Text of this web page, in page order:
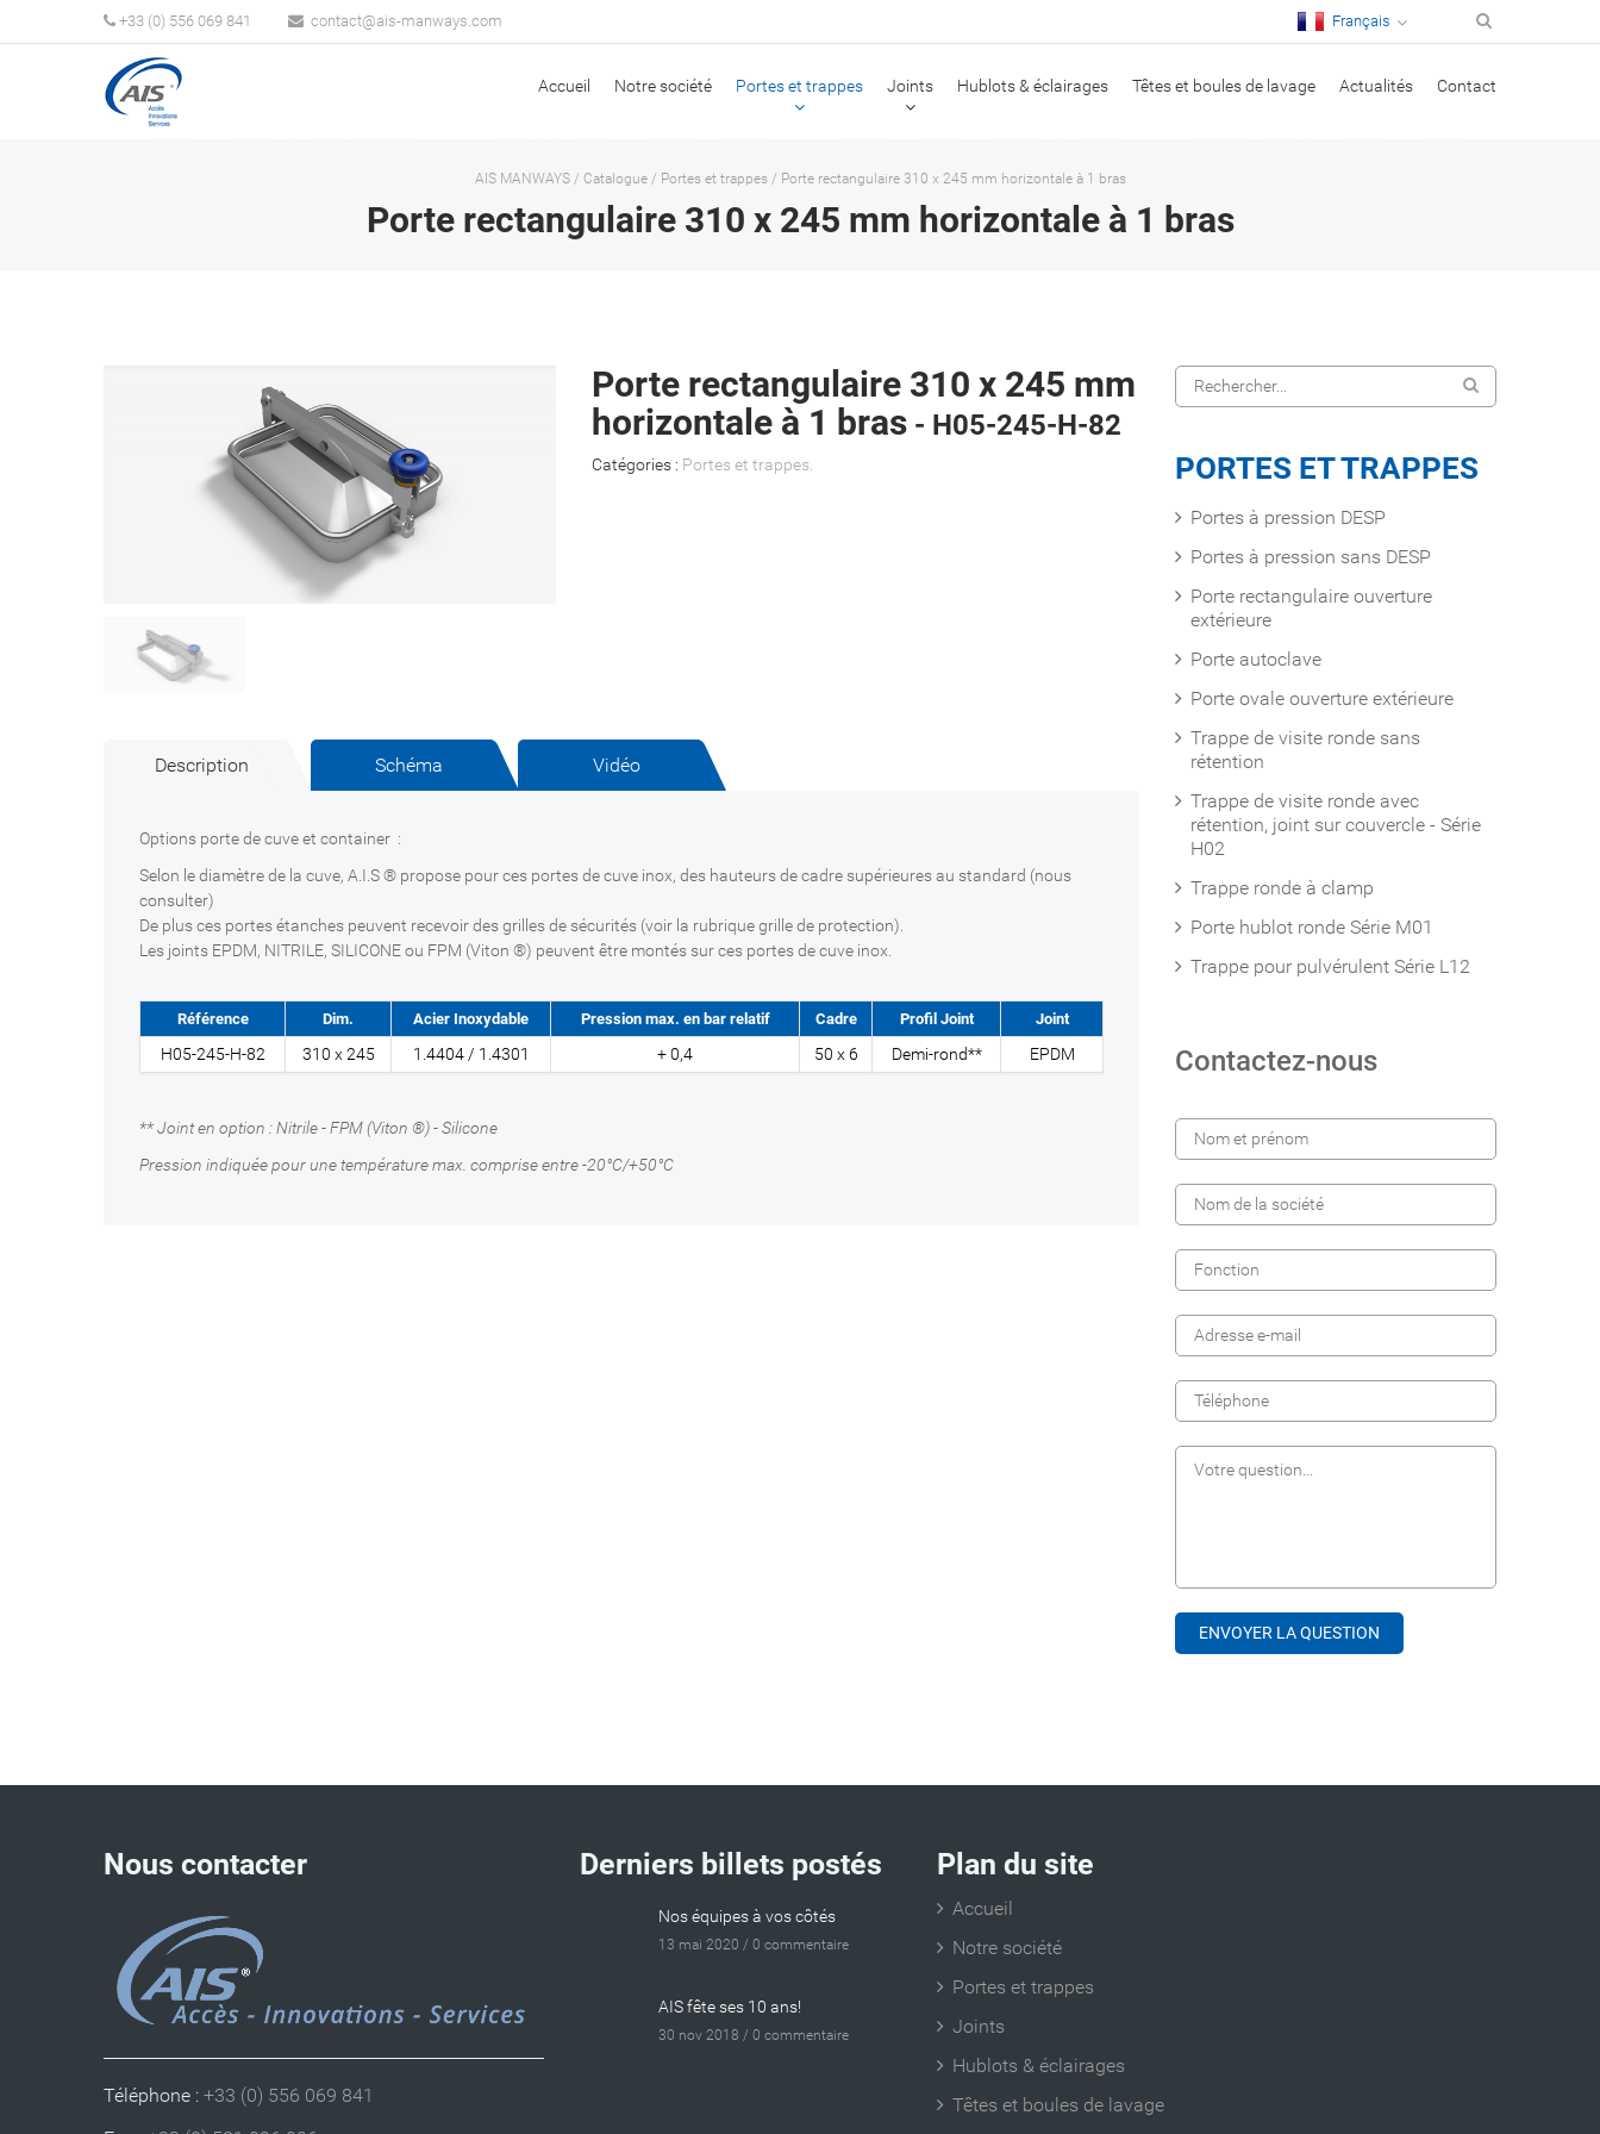
Français
+33 (0) 556 069 841
Accueil Notre société Portes et trappes Joints Hublots & éclairages Têtes et boules de lavage Actualités Contact
AIS MANWAYS/ Catalogue/ Portes et trappes/ Porte rectangulaire 310 x 245 mm horizontale à 1 bras
Porte rectangulaire 310 x 245 mm horizontale à 1 bras
Porte rectangulaire 310 x 245 mm
horizontale à 1 bras- H05-245-H-82
Catégories : Portes et trappes
Description Schéma Vidéo
Options porte de cuve et container :
Selon le diamètre de la cuve, A.I.S ® propose pour ces portes de cuve inox, des hauteurs de cadre supérieures au standard (nous
consulter)
De plus ces portes étanches peuvent recevoir des grilles de sécurités (voir la rubrique grille de protection).
Les joints EPDM, NITRILE, SILICONE ou FPM (Viton ®) peuvent être montés sur ces portes de cuve inox.
Référence Dim. Acier Inoxydable Pression max. en bar relatif Cadre Profil Joint Joint
H05-245-H-82 310 x 245 1.4404 / 1.4301 + 0,4 50 x 6 Demi-rond** EPDM
** Joint en option : Nitrile - FPM (Viton ®) - Silicone
Pression indiquée pour une température max. comprise entre -20°C/+50°C
PORTES ET TRAPPES
Portes à pression DESP
Portes à pression sans DESP
Porte rectangulaire ouverture
extérieure
Porte autoclave
Porte ovale ouverture extérieure
Trappe de visite ronde sans
rétention
Trappe de visite ronde avec
rétention, joint sur couvercle - Série
H02
Trappe ronde à clamp
Porte hublot ronde Série M01
Trappe pour pulvérulent Série L12
Contactez-nous
Nous contacter
Téléphone : +33 (0) 556 069 841
Derniers billets postés
Nos équipes à vos côtés
13 mai 2020 / 0 commentaire
AIS fête ses 10 ans!
30 nov 2018 / 0 commentaire
Plan du site
Accueil
Notre société
Portes et trappes
Joints
Hublots & éclairages
Têtes et boules de lavage